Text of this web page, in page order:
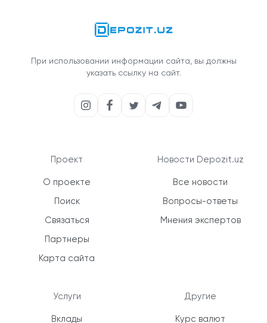
При использовании информации сайта, вы должны
указать ссылку на сайт.
Проект
О проекте
Поиск
Связаться
Партнеры
Карта сайта
Услуги
Вклады
Новости Depozit.uz
Все новости
Вопросы-ответы
Мнения экспертов
Другие
Курс валют